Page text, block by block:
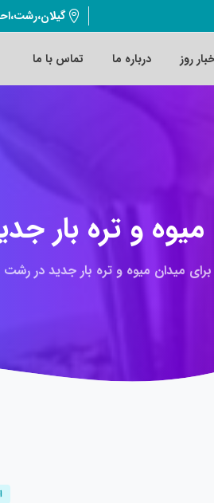
روز درباره ما تماس با ما
میوه و تره بار
میدان میوه و تره بار جدید در رشت